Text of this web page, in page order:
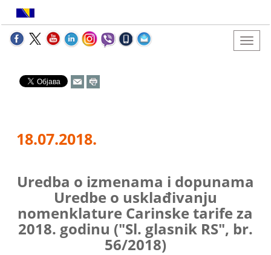
18.07.2018.
Uredba o izmenama i dopunama
Uredbe o usklađivanju
nomenklature Carinske tarife za
2018. godinu ("Sl. glasnik RS", br.
56/2018)